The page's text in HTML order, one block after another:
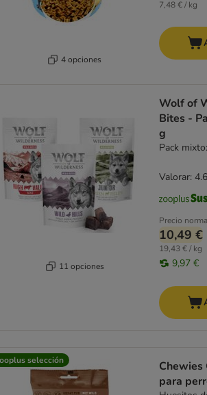
4 opciones
7,48 € / kg
11 opciones
Wolf of
Bites - Pack Ahorro 3 x 180
g
Pack
Precio
10,49 €
19,43 € / kg
9,97 €
Valorar:
selección
Chewies
para